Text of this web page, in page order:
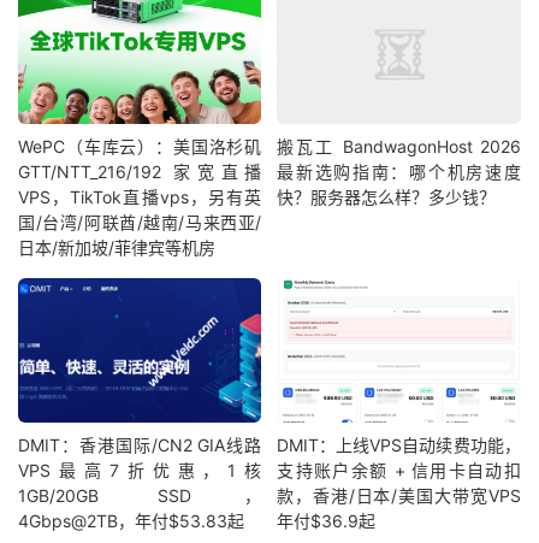
WePC（车库云）：美国洛杉矶
GTT/NTT_216/192 家宽直播
VPS，TikTok直播vps，另有英
国/台湾/阿联酋/越南/马来西亚/
日本/新加坡/菲律宾等机房
搬瓦工 BandwagonHost 2026
最新选购指南：哪个机房速度
快？服务器怎么样？多少钱？
DMIT：香港国际/CN2 GIA线路
VPS最高7折优惠，1核
1GB/20GB SSD，
4Gbps@2TB，年付$53.83起
DMIT：上线VPS自动续费功能，
支持账户余额 + 信用卡自动扣
款，香港/日本/美国大带宽VPS
年付$36.9起